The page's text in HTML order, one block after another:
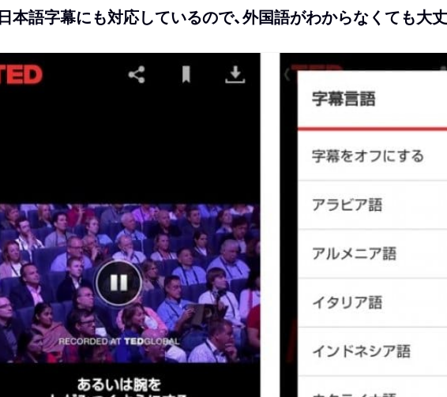
日本語字幕にも対応しているので、外国語がわからなくても大